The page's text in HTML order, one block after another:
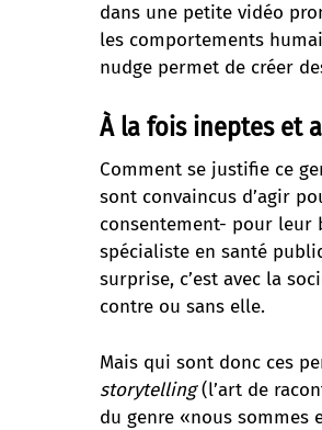
dans une petite vidéo
les comportements
nudge permet de créer
À la fois ineptes et
Comment se justifie ce
sont convaincus d’agir
consentement- pour leur
spécialiste en santé
surprise, c’est avec la
contre ou sans elle.
Mais qui sont donc ces
storytelling(l’art de
du genre «nous